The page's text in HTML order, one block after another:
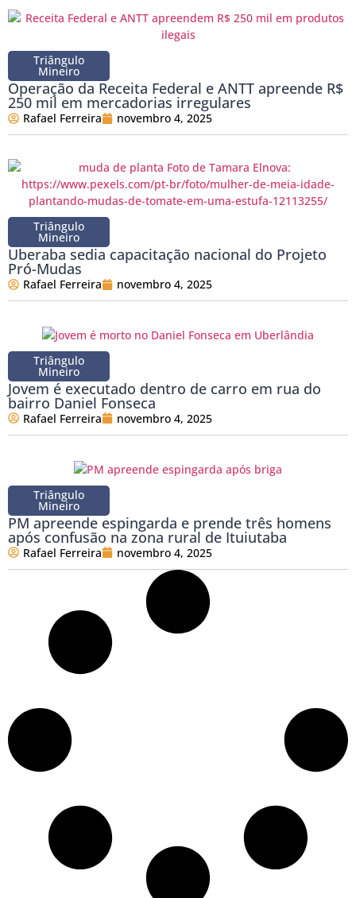
Triângulo
Mineiro
Operação da Receita Federal e ANTT apreende R$
250 mil em mercadorias irregulares
Rafael Ferreira novembro 4, 2025
Triângulo
Mineiro
Uberaba sedia capacitação nacional do Projeto
Pró-Mudas
Rafael Ferreira novembro 4, 2025
Triângulo
Mineiro
Jovem é executado dentro de carro em rua do
bairro Daniel Fonseca
Rafael Ferreira novembro 4, 2025
Triângulo
Mineiro
PM apreende espingarda e prende três homens
após confusão na zona rural de Ituiutaba
Rafael Ferreira novembro 4, 2025